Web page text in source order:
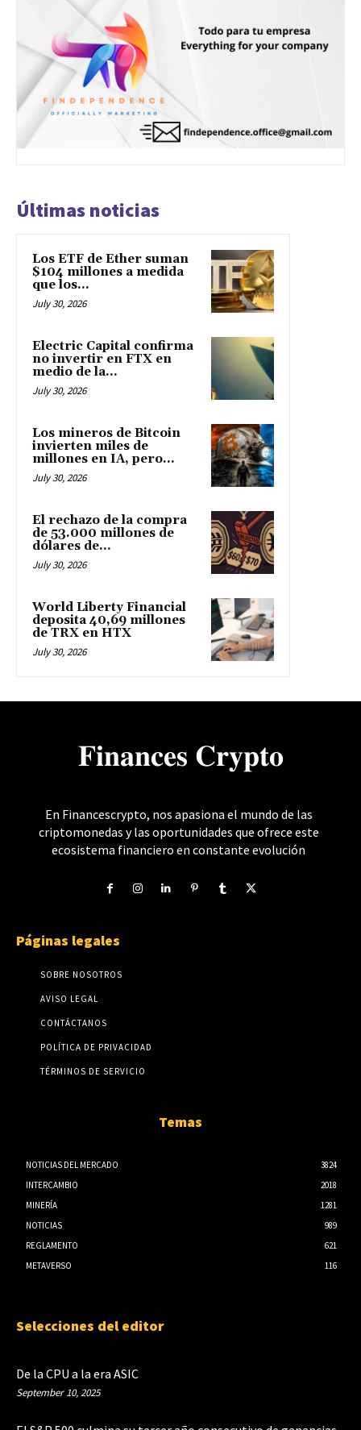
Últimas noticias
Los ETF de Ether suman
$104 millones a medida
que los...
July 30, 2026
Electric Capital confirma
no invertir en FTX en
medio de la...
July 30, 2026
Los mineros de Bitcoin
invierten miles de
millones en IA, pero...
July 30, 2026
El rechazo de la compra
de 53.000 millones de
dólares de...
July 30, 2026
World Liberty Financial
deposita 40,69 millones
de TRX en HTX
July 30, 2026
𝐅𝐢𝐧𝐚𝐧𝐜𝐞𝐬 𝐂𝐫𝐲𝐩𝐭𝐨
En Financescrypto, nos apasiona el mundo de las
criptomonedas y las oportunidades que ofrece este
ecosistema financiero en constante evolución
Páginas legales
SOBRE NOSOTROS
AVISO LEGAL
CONTÁCTANOS
POLÍTICA DE PRIVACIDAD
TÉRMINOS DE SERVICIO
Temas
NOTICIAS DEL MERCADO
3824
INTERCAMBIO
2018
MINERÍA
1281
NOTICIAS
989
REGLAMENTO
621
METAVERSO
116
Selecciones del editor
De la CPU a la era ASIC
September 10, 2025